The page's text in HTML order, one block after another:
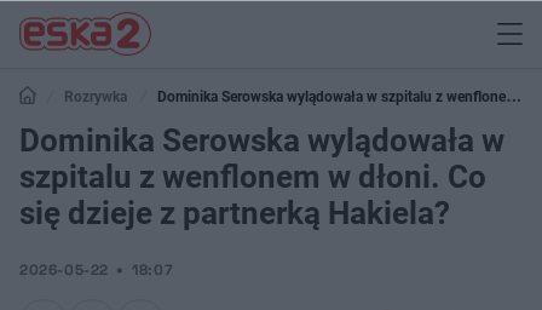
Rozrywka
Dominika Serowska wylądowała w szpitalu z wenflonem w
dłoni. Co się dzieje z partnerką Hakiela?
Dominika Serowska wylądowała w
szpitalu z wenflonem w dłoni. Co
się dzieje z partnerką Hakiela?
2026-05-22 18:07